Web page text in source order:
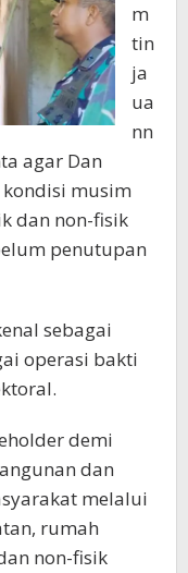
m
tin
ja
ua
nn
agar Dan
musim
dan non-fisik
penutupan
sebagai
operasi bakti
demi
dan
melalui
rumah
non-fisik